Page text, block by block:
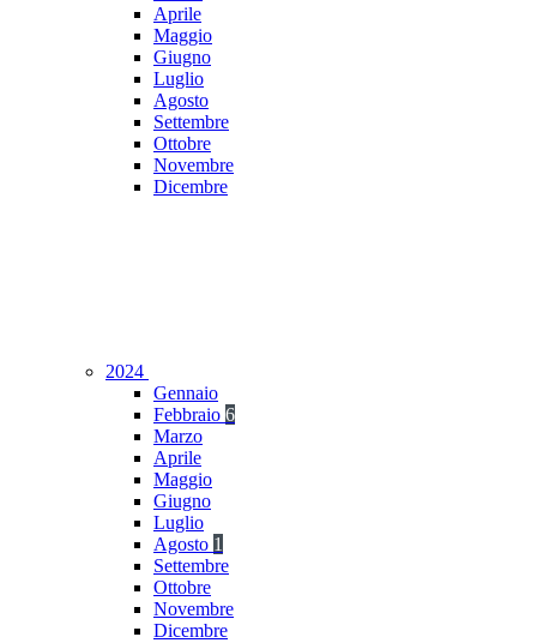
Aprile
Maggio
Giugno
Luglio
Agosto
Settembre
Ottobre
Novembre
Dicembre
2024
Gennaio
Febbraio 6
Marzo
Aprile
Maggio
Giugno
Luglio
Agosto 1
Settembre
Ottobre
Novembre
Dicembre